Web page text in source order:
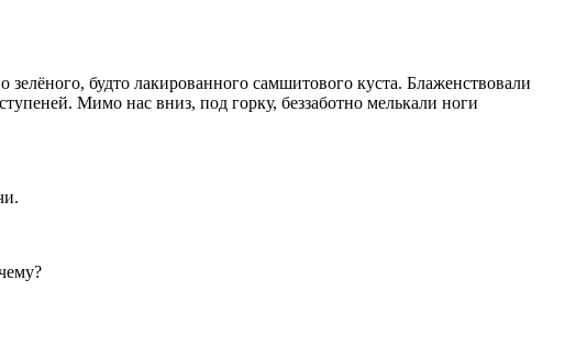
будто лакированного самшитового куста. Блаженствовали
Мимо нас вниз, под горку, беззаботно мелькали ноги